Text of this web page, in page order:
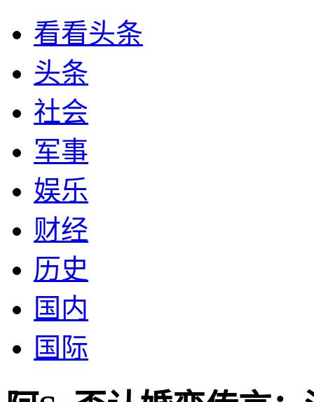
看看头条
头条
社会
军事
娱乐
财经
历史
国内
国际